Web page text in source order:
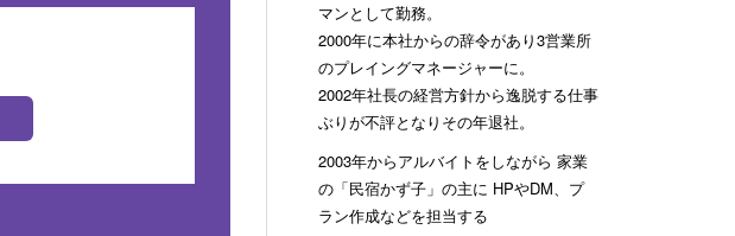
マンとして勤務。
2000年に本社からの辞令があり3営業所
のプレイングマネージャーに。
2002年社長の経営方針から逸脱する仕事
ぶりが不評となりその年退社。
2003年からアルバイトをしながら 家業
の「民宿かず子」の主に HPやDM、プ
ラン作成などを担当する